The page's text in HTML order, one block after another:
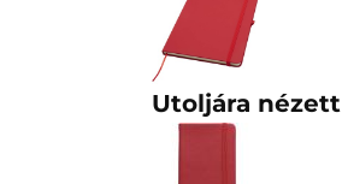
Utoljára nézett